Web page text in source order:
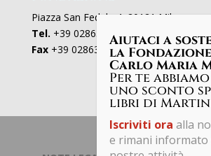
Piazza San Fedele 4, 20121 Milano
Tel. +39 02863521
Fax+39 0286352801
Aiutaci a
la Fondazione
Carlo Maria
Per te
uno sconto
libri di
Iscriviti ora alla
e rimani informato